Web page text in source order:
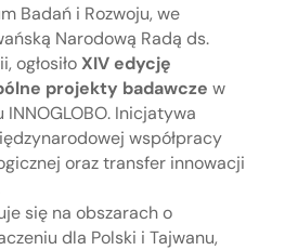
Badań i Rozwoju, we
Narodową Radą ds.
ogłosiłoXIV edycję
projekty badawcze w
Inicjatywa
współpracy
oraz transfer innowacji
się na obszarach o
dla Polski i Tajwanu,